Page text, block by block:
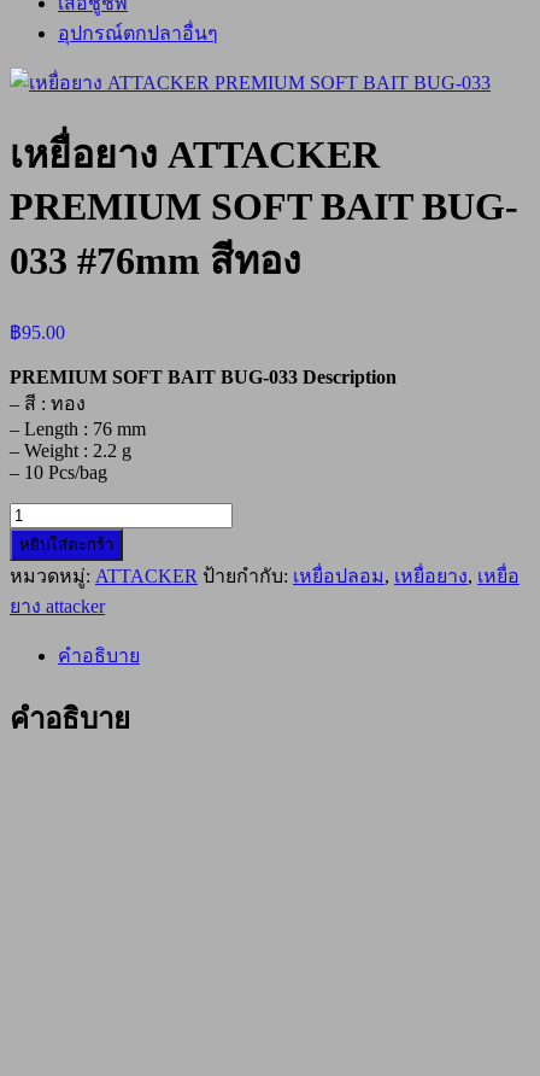
อุปกรณ์ตกปลาอื่นๆ
เหยื่อยาง ATTACKER
PREMIUM SOFT BAIT BUG-
033 #76mm สีทอง
฿95.00
PREMIUM SOFT BAIT BUG-033 Description
– สี : ทอง
– Length : 76 mm
– Weight : 2.2 g
– 10 Pcs/bag
จำนวน
เหยื่อ
ยาง
ATTACKER
033
#76mm
หยิบใส่ตะกร้า
หมวดหมู่: ATTACKER ป้ายกำกับ: เหยื่อปลอม, เหยื่อยาง, เหยื่อ
ยาง attacker
คำอธิบาย
คำอธิบาย